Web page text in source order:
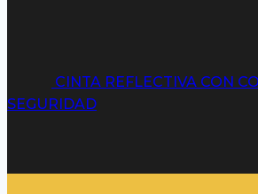
CINTA REFLECTIVA CON
SEGURIDAD